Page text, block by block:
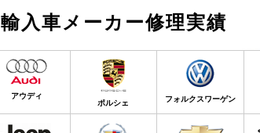
輸入車メーカー修理実績
アウディ
ポルシェ フォルクスワーゲン